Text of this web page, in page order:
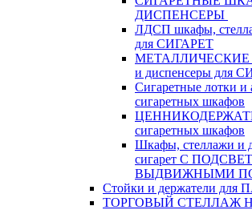
ДИСПЕНСЕРЫ
ЛДСП шкафы,
для СИГАРЕТ
МЕТАЛЛИЧЕСКИЕ
и диспенсеры для
Сигаретные лотки и
сигаретных шкафов
сигаретных шкафов
Шкафы, стеллажи и
сигарет С
ВЫДВИЖНЫМИ
Стойки и держатели
ТОРГОВЫЙ СТЕЛЛАЖ